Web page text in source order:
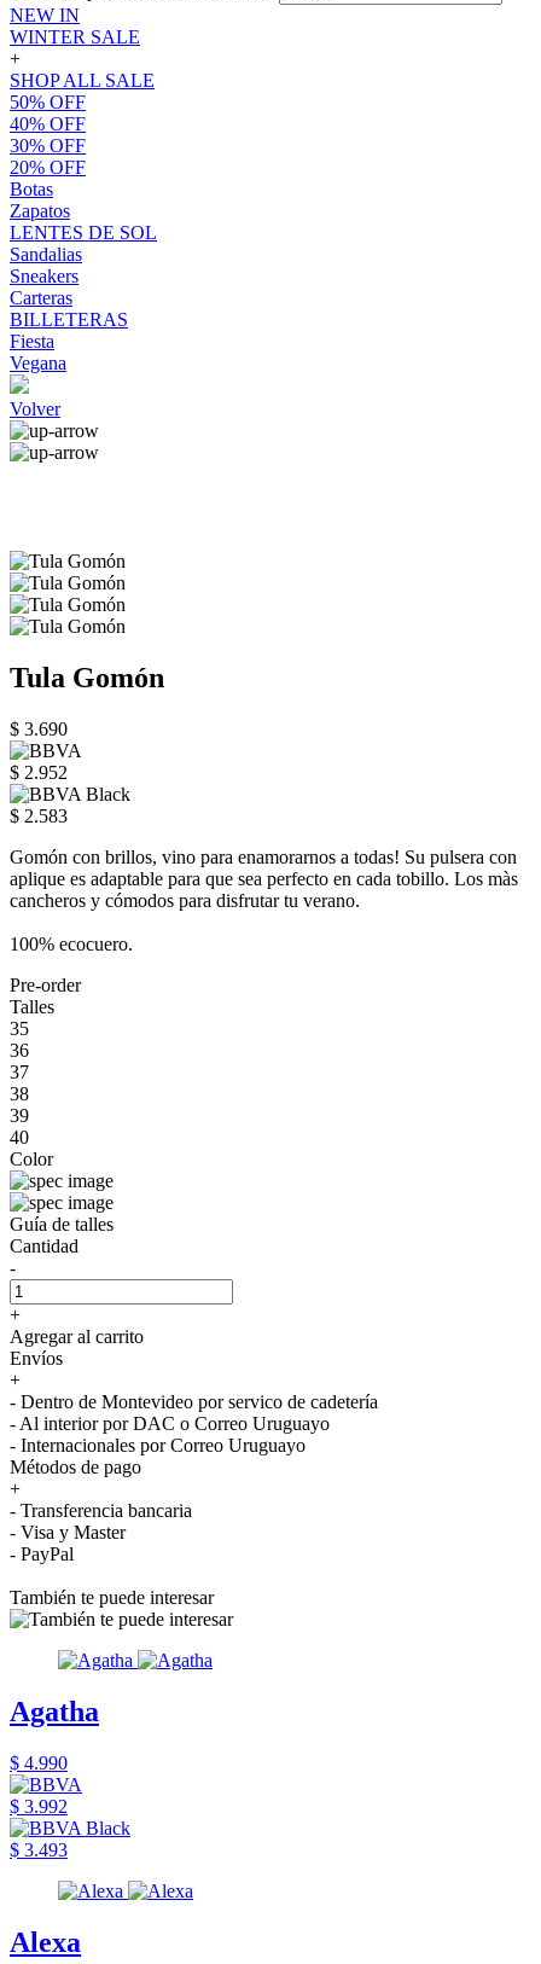
NEW IN
WINTER SALE
+
SHOP ALL SALE
50% OFF
40% OFF
30% OFF
20% OFF
Botas
Zapatos
LENTES DE SOL
Sandalias
Sneakers
Carteras
BILLETERAS
Fiesta
Vegana
Volver
Tula Gomón
$ 3.690
$ 2.952
$ 2.583
Gomón con brillos, vino para enamorarnos a todas! Su pulsera con
aplique es adaptable para que sea perfecto en cada tobillo. Los màs
cancheros y cómodos para disfrutar tu verano.
100% ecocuero.
Pre-order
Talles
35
36
37
38
39
40
Color
Guía de talles
Cantidad
-
+
Agregar al carrito
Envíos
+
- Dentro de Montevideo por servico de cadetería
- Al interior por DAC o Correo Uruguayo
- Internacionales por Correo Uruguayo
Métodos de pago
+
- Transferencia bancaria
- Visa y Master
- PayPal
También te puede interesar
Agatha
$ 4.990
$ 3.992
$ 3.493
Alexa